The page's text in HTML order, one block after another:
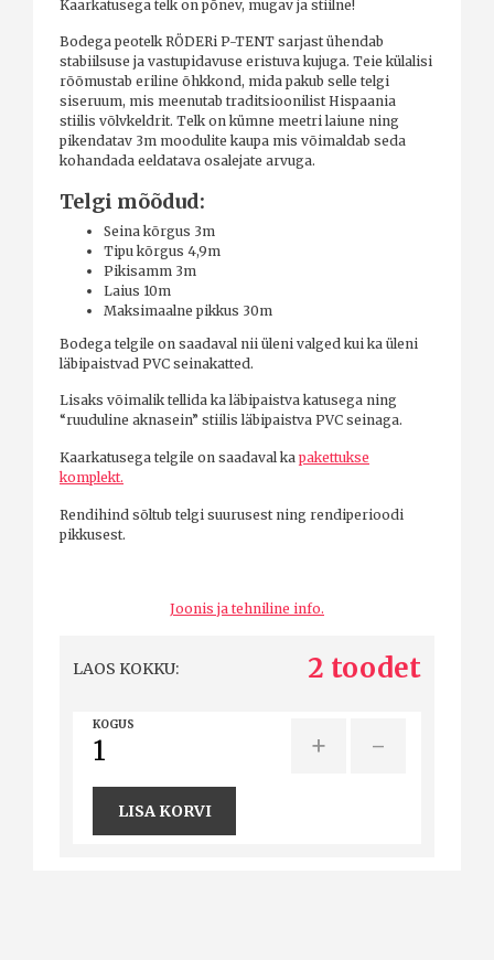
Kaarkatusega telk on põnev, mugav ja stiilne!
Bodega peotelk RÖDERi P-TENT sarjast ühendab
stabiilsuse ja vastupidavuse eristuva kujuga. Teie külalisi
rõõmustab eriline õhkkond, mida pakub selle telgi
siseruum, mis meenutab traditsioonilist Hispaania
stiilis võlvkeldrit. Telk on kümne meetri laiune ning
pikendatav 3m moodulite kaupa mis võimaldab seda
kohandada eeldatava osalejate arvuga.
Telgi mõõdud:
Seina kõrgus 3m
Tipu kõrgus 4,9m
Pikisamm 3m
Laius 10m
Maksimaalne pikkus 30m
Bodega telgile on saadaval nii üleni valged kui ka üleni
läbipaistvad PVC seinakatted.
Lisaks võimalik tellida ka läbipaistva katusega ning
“ruuduline aknasein” stiilis läbipaistva PVC seinaga.
Kaarkatusega telgile on saadaval ka pakettukse
komplekt.
Rendihind sõltub telgi suurusest ning rendiperioodi
pikkusest.
Joonis ja tehniline info.
LAOS KOKKU: 2 toodet
KOGUS
+ -
LISA KORVI